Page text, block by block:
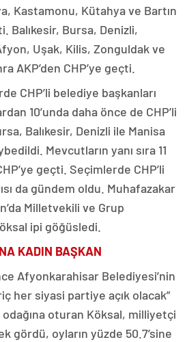
Kastamonu, Kütahya ve Bartın
Balıkesir, Bursa, Denizli,
Uşak, Kilis, Zonguldak ve
AKP’den CHP’ye geçti.
CHP’li belediye başkanları
10’unda daha önce de CHP’li
Balıkesir, Denizli ile Manisa
Mevcutların yanı sıra 11
geçti. Seçimlerde CHP’li
da gündem oldu. Muhafazakar
Milletvekili ve Grup
ipi göğüsledi.
KADIN BAŞKAN
Afyonkarahisar Belediyesi’nin
her siyasi partiye açık olacak”
oturan Köksal, milliyetçi
gördü, oyların yüzde 50.7’sine